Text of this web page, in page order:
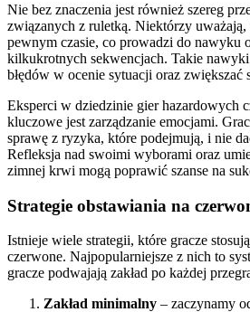
Nie bez znaczenia jest również szereg
związanych z ruletką. Niektórzy uważają,
pewnym czasie, co prowadzi do nawyku
kilkukrotnych sekwencjach. Takie
błędów w ocenie sytuacji oraz zwiększać
Eksperci w dziedzinie gier hazardowych
kluczowe jest zarządzanie emocjami.
sprawę z ryzyka, które podejmują, i nie
Refleksja nad swoimi wyborami oraz
zimnej krwi mogą poprawić szanse na
Strategie obstawiania na
Istnieje wiele strategii, które gracze
czerwone. Najpopularniejsze z nich to
gracze podwajają zakład po każdej
Zakład minimalny – zaczynamy